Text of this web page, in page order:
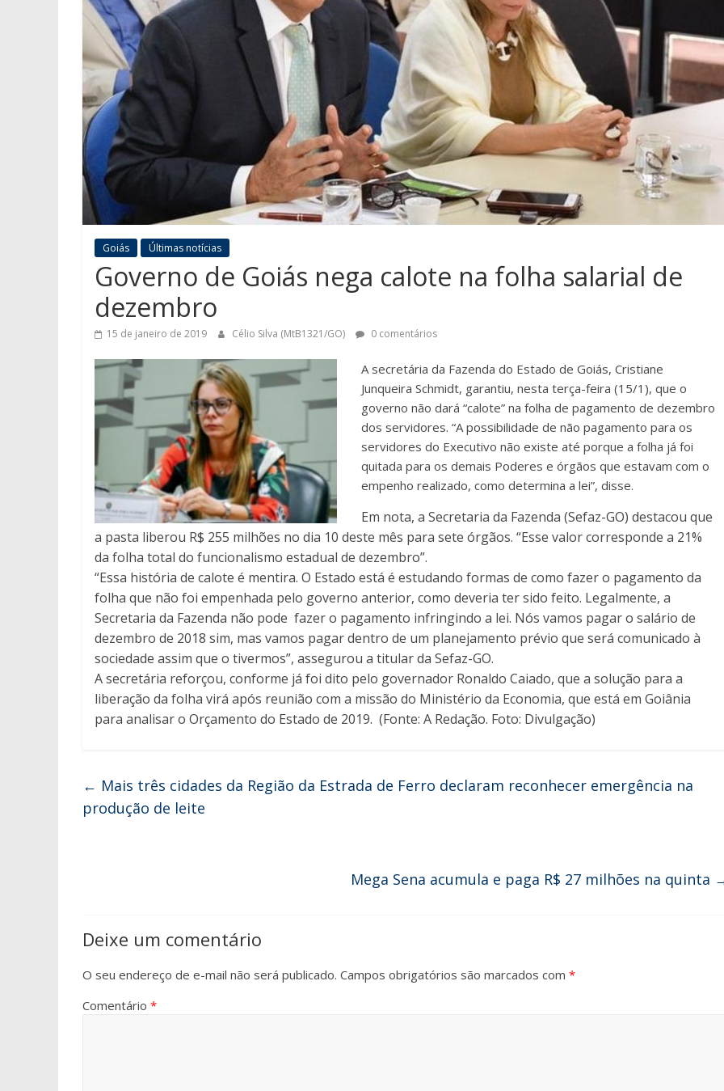
Goiás Últimas notícias
Governo de Goiás nega calote na folha salarial de
dezembro
15 de janeiro de 2019 Célio Silva (MtB1321/GO) 0 comentários
A secretária da Fazenda do Estado de Goiás, Cristiane
Junqueira Schmidt, garantiu, nesta terça-feira (15/1), que o
governo não dará “calote” na folha de pagamento de dezembro
dos servidores. “A possibilidade de não pagamento para os
servidores do Executivo não existe até porque a folha já foi
quitada para os demais Poderes e órgãos que estavam com o
empenho realizado, como determina a lei”, disse.
Em nota, a Secretaria da Fazenda (Sefaz-GO) destacou que
a pasta liberou R$ 255 milhões no dia 10 deste mês para sete órgãos. “Esse valor corresponde a 21%
da folha total do funcionalismo estadual de dezembro”.
“Essa história de calote é mentira. O Estado está é estudando formas de como fazer o pagamento da
folha que não foi empenhada pelo governo anterior, como deveria ter sido feito. Legalmente, a
Secretaria da Fazenda não pode fazer o pagamento infringindo a lei. Nós vamos pagar o salário de
dezembro de 2018 sim, mas vamos pagar dentro de um planejamento prévio que será comunicado à
sociedade assim que o tivermos”, assegurou a titular da Sefaz-GO.
A secretária reforçou, conforme já foi dito pelo governador Ronaldo Caiado, que a solução para a
liberação da folha virá após reunião com a missão do Ministério da Economia, que está em Goiânia
para analisar o Orçamento do Estado de 2019. (Fonte: A Redação. Foto: Divulgação)
← Mais três cidades da Região da Estrada de Ferro declaram reconhecer emergência na
produção de leite
Mega Sena acumula e paga R$ 27 milhões na quinta
Deixe um comentário
O seu endereço de e-mail não será publicado. Campos obrigatórios são marcados com *
Comentário *